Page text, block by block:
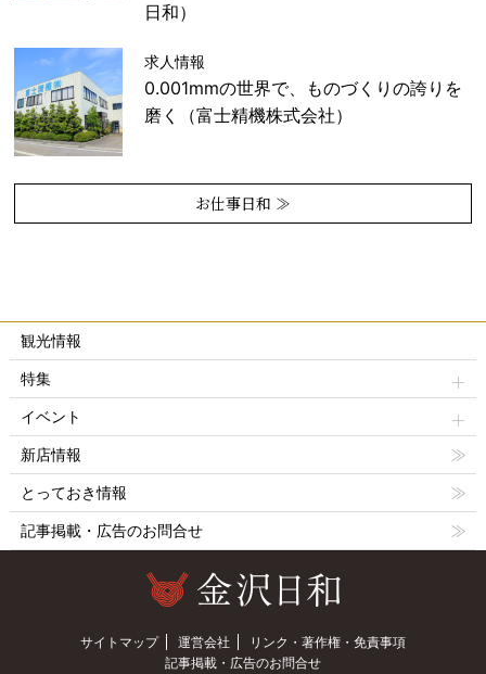
日和）
求人情報
0.001mmの世界で、ものづくりの誇りを
磨く（富士精機株式会社）
お仕事日和 ≫
観光情報
特集
イベント
新店情報
とっておき情報
記事掲載・広告のお問合せ
サイトマップ 運営会社
リンク・著作権・免責事項
記事掲載・広告のお問合せ